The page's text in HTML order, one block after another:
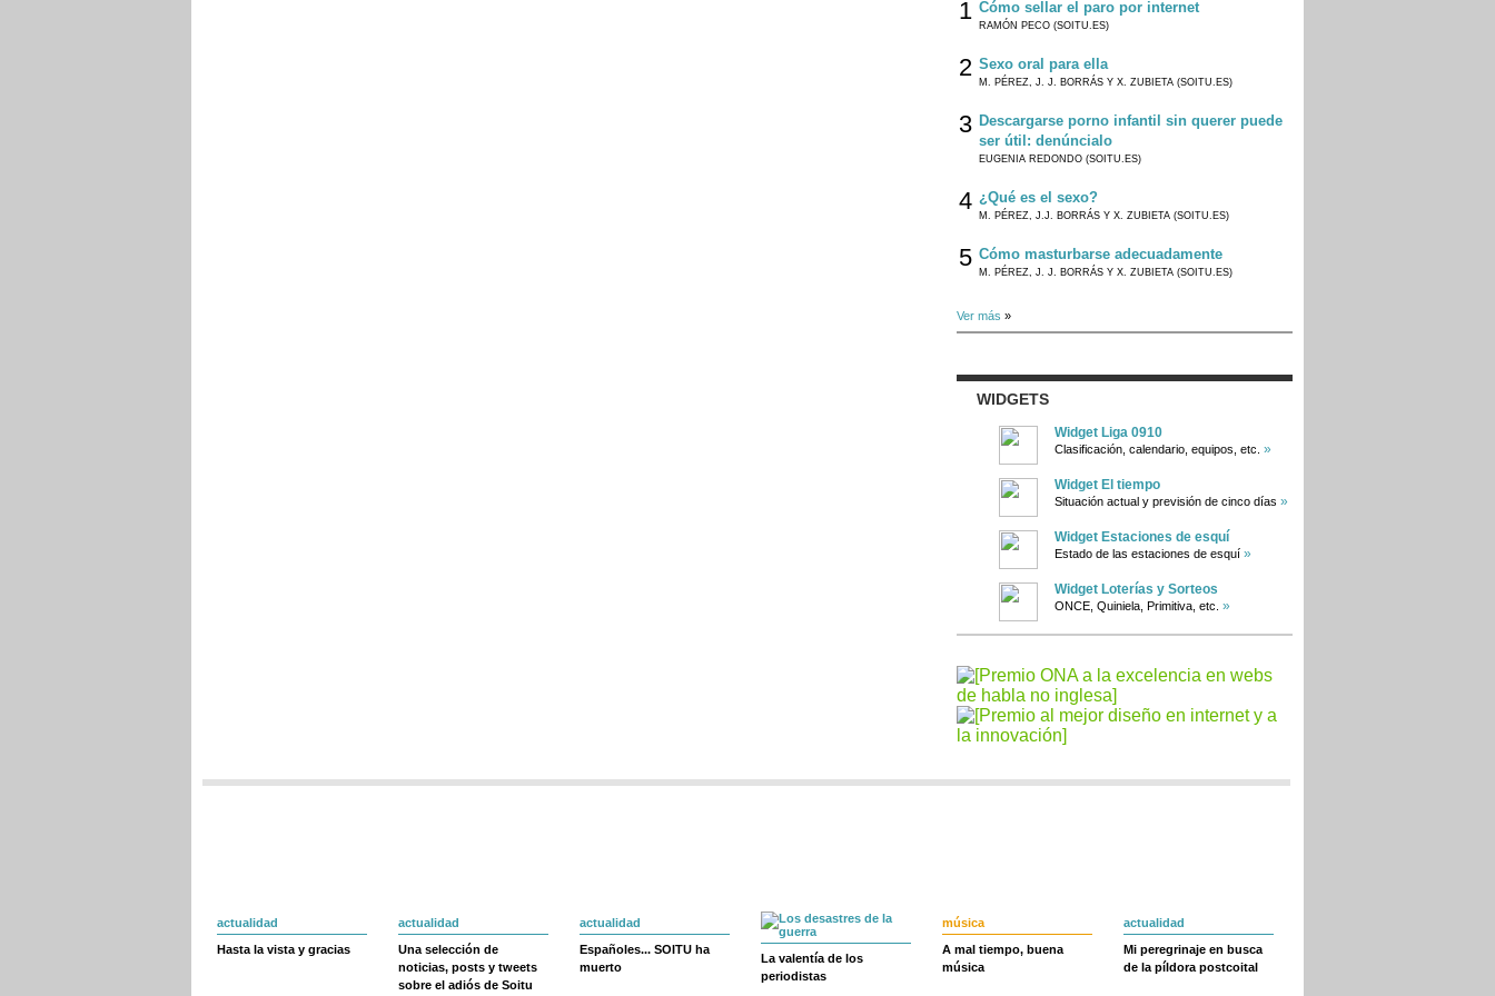
1 Cómo sellar el paro por internet
RAMÓN PECO (SOITU.ES)
2 Sexo oral para ella
M. PÉREZ, J. J. BORRÁS Y X. ZUBIETA (SOITU.ES)
3 Descargarse porno infantil sin querer puede
ser útil: denúncialo
EUGENIA REDONDO (SOITU.ES)
4 ¿Qué es el sexo?
M. PÉREZ, J.J. BORRÁS Y X. ZUBIETA (SOITU.ES)
5 Cómo masturbarse adecuadamente
M. PÉREZ, J. J. BORRÁS Y X. ZUBIETA (SOITU.ES)
Ver más »
WIDGETS
Widget Liga 0910
Clasificación, calendario, equipos, etc. »
Widget El tiempo
Situación actual y previsión de cinco días »
Widget Estaciones de esquí
Estado de las estaciones de esquí »
Widget Loterías y Sorteos
ONCE, Quiniela, Primitiva, etc. »
actualidad
Hasta la vista y gracias
actualidad
Una selección de
noticias, posts y tweets
sobre el adiós de Soitu
actualidad
Españoles... SOITU ha
muerto
La valentía de los
periodistas
música
A mal tiempo, buena
música
actualidad
Mi peregrinaje en busca
de la píldora postcoital